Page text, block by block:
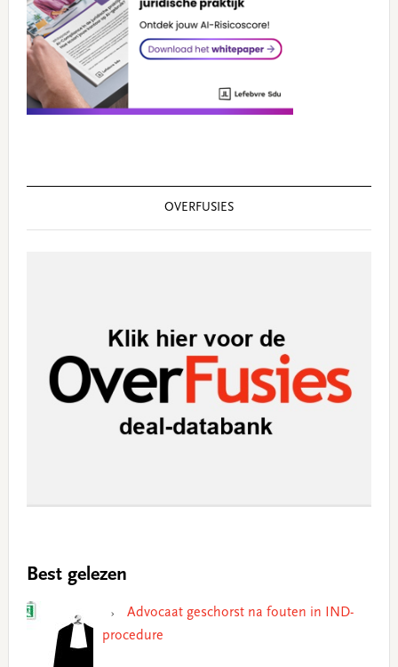
OVERFUSIES
Best gelezen
Advocaat geschorst na fouten in IND-
procedure